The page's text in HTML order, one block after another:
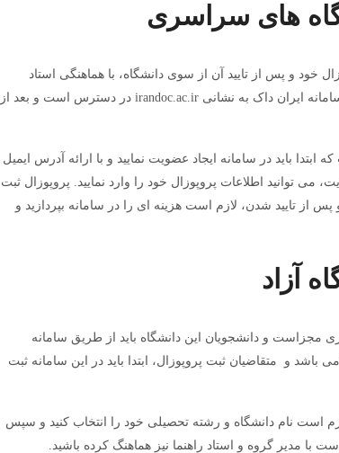
های سراسری
خود و پس از تایید آن از سوی دانشگاه، با هماهنگی استاد
راهنما، طرح پیشنهادی خود را در سایت ایران داک ثبت نمایند. سامانه ایران داک به نشانی irandoc.ac.ir در دسترس است و بعد از
باید در سامانه ایجاد عضویت نمایید و با ارائه آدرس ایمیل
توانید اطلاعات پروپوزال خود را وارد نمایید. پروپوزال ثبت
تایید شدن، لازم است هزینه ای را در سامانه بپردازید و
آزاد
مجزاست و دانشجویان این دانشگاه باید از طریق سامانه
پژوهشیار اقدام نمایند. سامانه پژوهشیار به نشانی ris.iau.ac.ir می باشد و متقاضیان ثبت پروپوزال، ابتدا باید در این سامانه ثبت
است نام دانشگاه و رشته تحصیلی خود را انتخاب کنید و سپس
با مدیر گروه و استاد راهنما نیز هماهنگ کرده باشید.